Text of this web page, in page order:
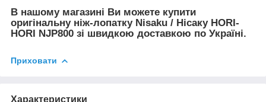
В нашому магазині Ви можете купити
оригінальну ніж-лопатку Nisaku / Нісаку HORI-
HORI NJP800 зі швидкою доставкою по Україні.
Приховати
Характеристики